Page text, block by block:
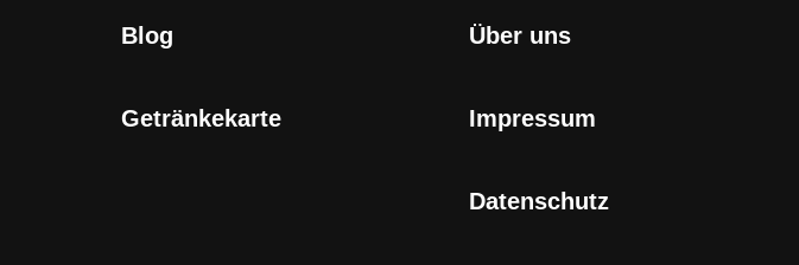
Blog
Getränkekarte
Über uns
Impressum
Datenschutz